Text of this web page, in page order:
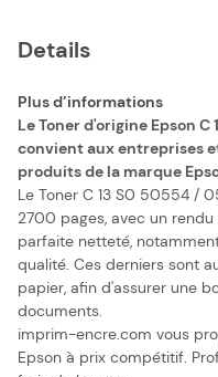
Details
Plus d’informations
Le Toner d'origine Epson
convient aux entreprises
produits de la marque
Le Toner C 13 S0 50554 /
2700 pages, avec un
parfaite netteté,
qualité. Ces derniers sont
papier, afin d'assurer une
documents.
imprim-encre.com vous
Epson à prix compétitif.